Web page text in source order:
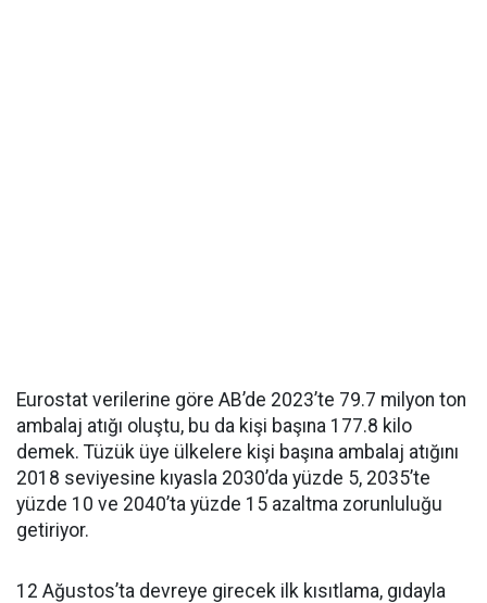
Eurostat verilerine göre AB’de 2023’te 79.7 milyon ton
ambalaj atığı oluştu, bu da kişi başına 177.8 kilo
demek. Tüzük üye ülkelere kişi başına ambalaj atığını
2018 seviyesine kıyasla 2030’da yüzde 5, 2035’te
yüzde 10 ve 2040’ta yüzde 15 azaltma zorunluluğu
getiriyor.
12 Ağustos’ta devreye girecek ilk kısıtlama, gıdayla